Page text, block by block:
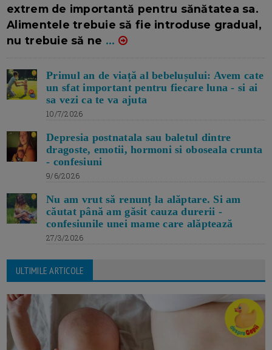
extrem de importantă pentru sănătatea sa.
Alimentele trebuie să fie introduse gradual,
nu trebuie să ne ...
Primul an de viață al bebelușului: Avem cate
un sfat important pentru fiecare luna - si ai
sa vezi ca te va ajuta
10/7/2026
Depresia postnatala sau baletul dintre
dragoste, emotii, hormoni si oboseala crunta
- confesiuni
9/6/2026
Nu am vrut să renunț la alăptare. Si am
căutat până am găsit cauza durerii -
confesiunile unei mame care alăptează
27/3/2026
ULTIMILE ARTICOLE